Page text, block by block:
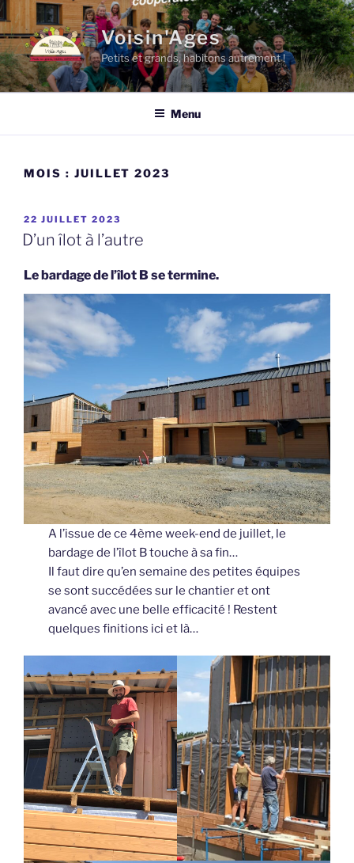
Aller
au
contenu
principal
Voisin'Ages
Petits et grands, habitons autrement !
Menu
MOIS : JUILLET 2023
PUBLIÉ
LE
22 JUILLET 2023
D’un îlot à l’autre
Le bardage de l’îlot B se termine.
A l’issue de ce 4ème week-end de juillet, le
bardage de l’îlot B touche à sa fin…
Il faut dire qu’en semaine des petites équipes
se sont succédées sur le chantier et ont
avancé avec une belle efficacité ! Restent
quelques finitions ici et là…